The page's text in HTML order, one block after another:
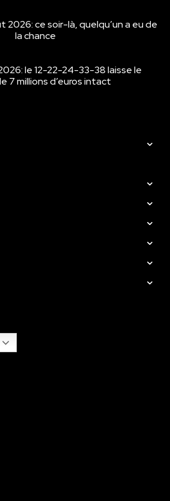
2026: ce soir-là, quelqu’un a eu de
la chance
le 12-22-24-33-38 laisse le
7 millions d’euros intact